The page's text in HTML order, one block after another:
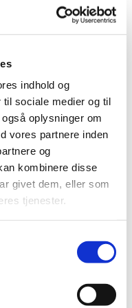
indhold og
sociale medier og til
oplysninger om
vores partnere inden
og
kombinere disse
givet dem, eller som
tjenester.
traditioner og
eller fortænkt
ikke nytte at
sig selv er
de mere ville
og omvendt
den modsatte
i
fyrre år
indretning og
nøje, så